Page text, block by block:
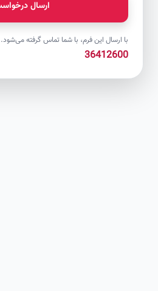
ارسال درخواست
با ارسال این فرم، با شما تماس گرفته می‌شود. برای
36412600